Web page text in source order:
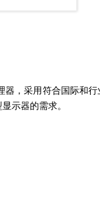
器，采用符合国际和
示器的需求。